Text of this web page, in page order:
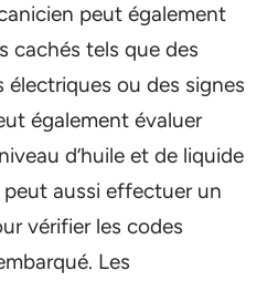
peut également
cachés tels que des
électriques ou des signes
également évaluer
d’huile et de liquide
aussi effectuer un
vérifier les codes
Les